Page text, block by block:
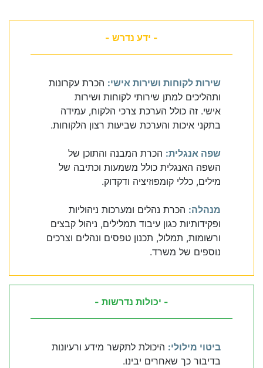
- ידע נדרש -
שירות לקוחות ושירות אישי: הכרת עקרונות
ותהליכים למתן שירותי לקוחות ושירות
אישי. זה כולל הערכת צרכי הלקוח, עמידה
בתקני איכות והערכת שביעות רצון הלקוחות.
שפה אנגלית: הכרת המבנה והתוכן של
השפה האנגלית כולל משמעות וכתיבה של
מילים, כללי קומפוזיציה ודקדוק.
מנהלה: הכרת נהלים ומערכות ניהוליות
ופקידותיות כגון עיבוד תמלילים, ניהול קבצים
ורשומות, תמלול, תכנון טפסים ונהלים וצרכים
נוספים של משרד.
- יכולות נדרשות -
ביטוי מילולי: היכולת לתקשר מידע ורעיונות
בדיבור כך שאחרים יבינו.